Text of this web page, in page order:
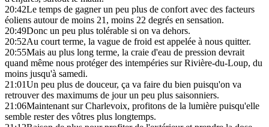
20:42Le temps de gagner un peu plus de confort avec des facteurs
éoliens autour de moins 21, moins 22 degrés en sensation.
20:49Donc un peu plus tolérable si on va dehors.
20:52Au court terme, la vague de froid est appelée à nous quitter.
20:55Mais au plus long terme, la craie d'eau de pression devrait
quand même nous protéger des intempéries sur Rivière-du-Loup, du
moins jusqu'à samedi.
21:01Un peu plus de douceur, ça va faire du bien puisqu'on va
retrouver des maximums de jour un peu plus saisonniers.
21:06Maintenant sur Charlevoix, profitons de la lumière puisqu'elle
semble rester des vôtres plus longtemps.